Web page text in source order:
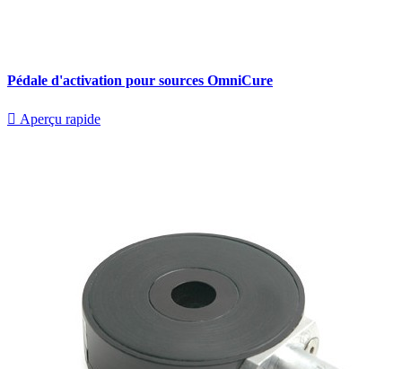
Pédale d'activation pour sources OmniCure
 Aperçu rapide